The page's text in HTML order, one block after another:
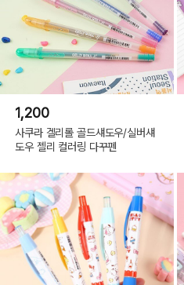
1,200
사쿠라 겔리롤 골드섀도우/실버섀
도우 젤리 컬러링 다꾸펜